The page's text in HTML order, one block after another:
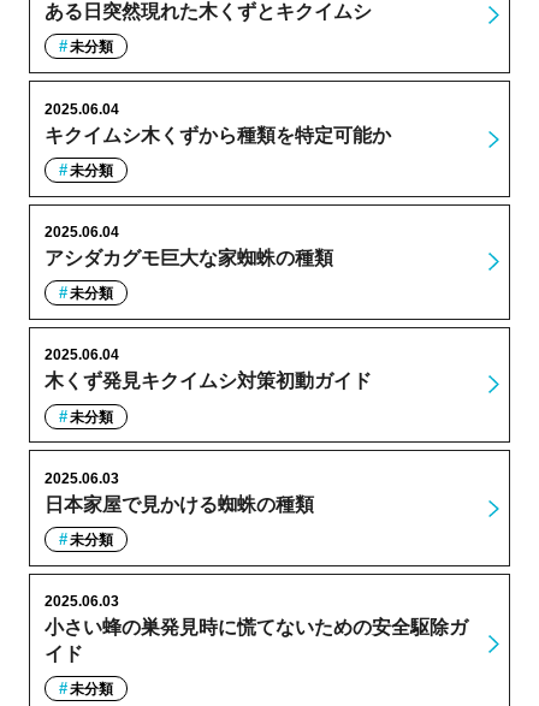
ある日突然現れた木くずとキクイムシ
未分類
キクイムシ木くずから種類を特定可能か
2025.06.04
未分類
アシダカグモ巨大な家蜘蛛の種類
2025.06.04
未分類
木くず発見キクイムシ対策初動ガイド
2025.06.04
未分類
日本家屋で見かける蜘蛛の種類
2025.06.03
未分類
小さい蜂の巣発見時に慌てないための安全駆除ガ
イド
2025.06.03
未分類